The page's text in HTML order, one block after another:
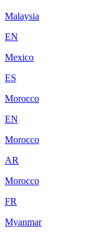
Malaysia
EN
Mexico
ES
Morocco
EN
Morocco
AR
Morocco
FR
Myanmar